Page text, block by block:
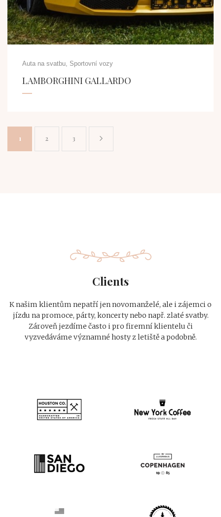
Auta na svatbu, Sportovní vozy
LAMBORGHINI GALLARDO
1 2 3
Clients
K našim klientům nepatří jen novomanželé, ale i zájemci o
jízdu na promoce, párty, koncerty nebo např. zlaté svatby.
Zároveň jezdíme často i pro firemní klientelu či
vyzvedáváme významné hosty z letiště a podobně.